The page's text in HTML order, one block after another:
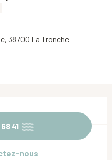
38700 La Tronche
41 ▒▒
nous